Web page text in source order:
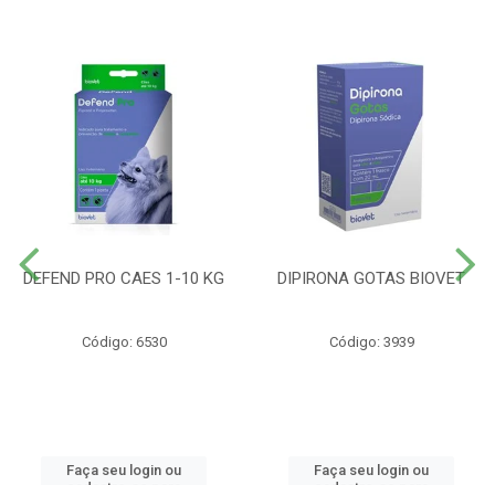
DEFEND PRO CAES 1-10 KG
Código: 6530
Faça seu login ou
DIPIRONA GOTAS BIOVET
Código: 3939
Faça seu login ou